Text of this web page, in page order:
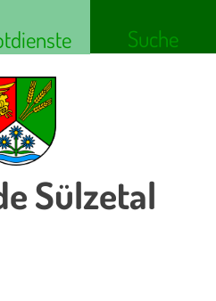
Suche
Sülzetal